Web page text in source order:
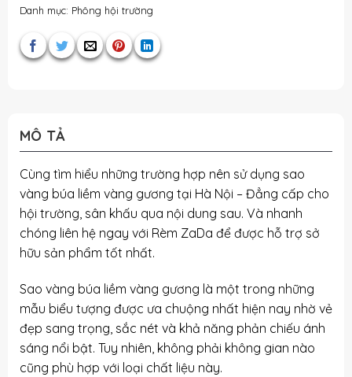
Danh mục: Phông hội trường
MÔ TẢ
Cùng tìm hiểu những trường hợp nên sử dụng sao
vàng búa liềm vàng gương tại Hà Nội – Đẳng cấp cho
hội trường, sân khấu qua nội dung sau. Và nhanh
chóng liên hệ ngay với Rèm ZaDa để được hỗ trợ sở
hữu sản phẩm tốt nhất.
Sao vàng búa liềm vàng gương là một trong những
mẫu biểu tượng được ưa chuộng nhất hiện nay nhờ vẻ
đẹp sang trọng, sắc nét và khả năng phản chiếu ánh
sáng nổi bật. Tuy nhiên, không phải không gian nào
cũng phù hợp với loại chất liệu này.